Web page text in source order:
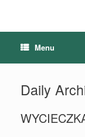
Menu
Daily